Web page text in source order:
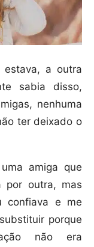
estava, a outra
sabia disso,
nenhuma
ter deixado o
amiga que
por outra, mas
confiava e me
porque
não era